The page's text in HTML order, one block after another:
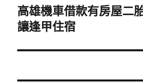
下
一
文
高雄機車借款有房屋二
讓逢甲住宿